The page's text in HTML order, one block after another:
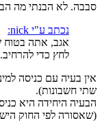
סבבה. לא הבנתי מה
נכתב ע"י nick:
אגב, אתה בטוח
לחץ כדי
אין בעיה עם כניסה
שתי חשבונות).
הבעיה היחידה היא
(שאסורה לפי החוק